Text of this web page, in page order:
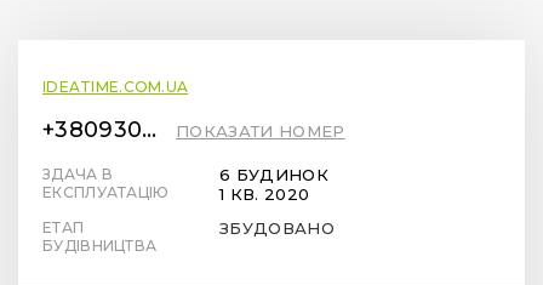
IDEATIME.COM.UA
+380930112555 ПОКАЗАТИ НОМЕР
ЗДАЧА В
ЕКСПЛУАТАЦІЮ
6 БУДИНОК
1 КВ. 2020
ЕТАП
БУДІВНИЦТВА
ЗБУДОВАНО